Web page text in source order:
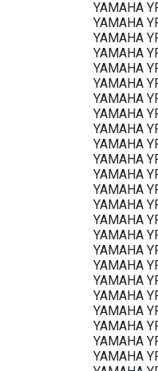
YAMAHA
YAMAHA
YAMAHA
YAMAHA
YAMAHA
YAMAHA
YAMAHA
YAMAHA
YAMAHA
YAMAHA
YAMAHA
YAMAHA
YAMAHA
YAMAHA
YAMAHA
YAMAHA
YAMAHA
YAMAHA
YAMAHA
YAMAHA
YAMAHA
YAMAHA
YAMAHA
YAMAHA